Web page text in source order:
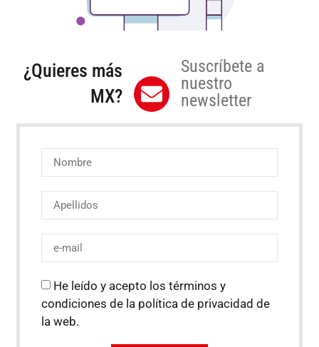
¿Quieres más
MX?
Suscríbete a
nuestro
newsletter
He leído y acepto los términos y
condiciones de la política de privacidad de
la web.